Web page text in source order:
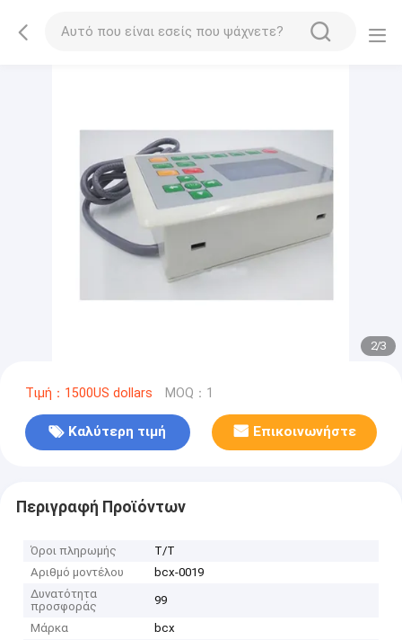
2/3
Τιμή：1500US dollars MOQ：1
Καλύτερη τιμή Επικοινωνήστε
Περιγραφή Προϊόντων
Όροι πληρωμής
T/T
Αριθμό μοντέλου
bcx-0019
Δυνατότητα
προσφοράς
99
Μάρκα
bcx